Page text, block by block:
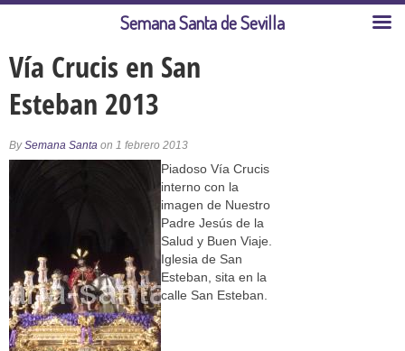
Vía Crucis en San
Esteban 2013
BySemana Santa on 1 febrero 2013
Piadoso Vía Crucis
interno con la
imagen de Nuestro
Padre Jesús de la
Salud y Buen Viaje.
Iglesia de San
Esteban, sita en la
calle San Esteban.
Semana Santa de Sevilla